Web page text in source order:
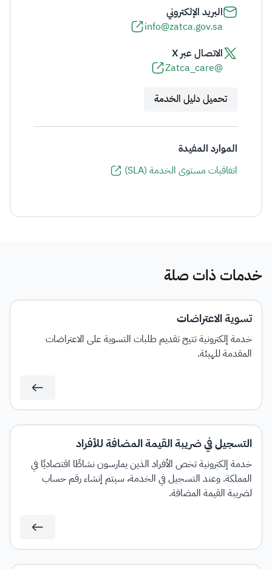
البريد الإلكتروني
info@zatca.gov.sa
الاتصال عبر X
@Zatca_care
تحميل دليل الخدمة
الموارد المفيدة
اتفاقيات مستوى الخدمة (SLA)
خدمات ذات صلة
تسوية الاعتراضات
خدمة إلكترونية تتيح تقديم طلبات التسوية على الاعتراضات
المقدمة للهيئة.
التسجيل في ضريبة القيمة المضافة للأفراد
خدمة إلكترونية تخص الأفراد الذين يمارسون نشاطًا اقتصاديًا في
المملكة. وعند التسجيل في الخدمة، سيتم إنشاء رقم حساب
لضريبة القيمة المضافة.